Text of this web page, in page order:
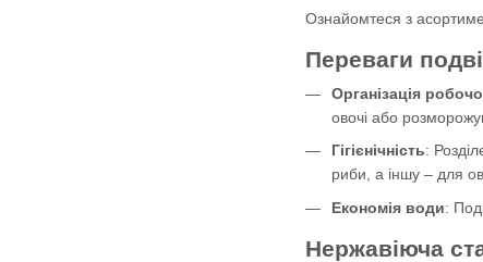
Ознайомтеся з
Переваги
Організація
овочі або
Гігієнічність:
риби, а іншу – для
Економія води:
Нержавіюча